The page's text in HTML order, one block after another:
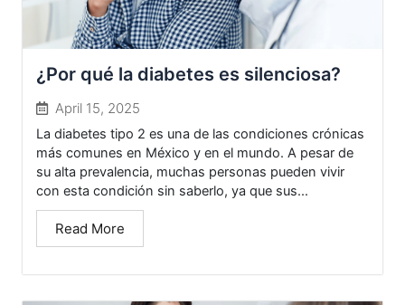
¿Por qué la diabetes es silenciosa?
April 15, 2025
La diabetes tipo 2 es una de las condiciones crónicas
más comunes en México y en el mundo. A pesar de
su alta prevalencia, muchas personas pueden vivir
con esta condición sin saberlo, ya que sus...
Read More